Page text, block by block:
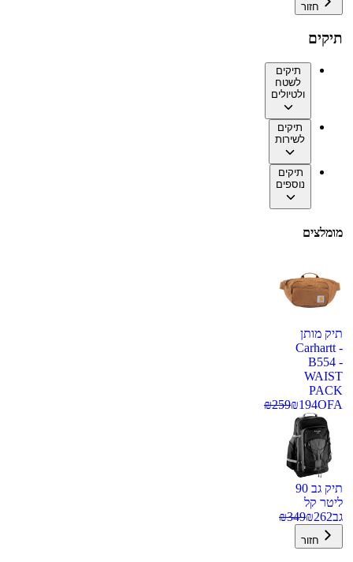
חזור
תיקים
תיקים
לשטח
ולטיולים
תיקים
לשירות
תיקים
נוספים
מומלצים
תיק מותן
Carhartt -
B554 -
WAIST
PACK
OFA
₪194
₪259
תיק גב 90
ליטר קל
גב
₪262
₪349
חזור